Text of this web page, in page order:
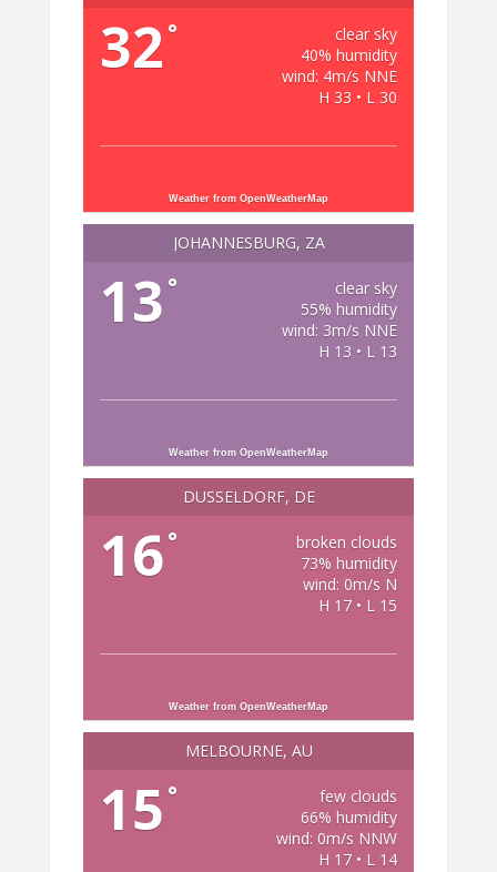
32 °
clear sky
40% humidity
wind: 4m/s NNE
H 33 • L 30
Weather from OpenWeatherMap
JOHANNESBURG, ZA
13 °
clear sky
55% humidity
wind: 3m/s NNE
H 13 • L 13
Weather from OpenWeatherMap
DÜSSELDORF, DE
16°
broken clouds
73% humidity
wind: 0m/s N
H 17 • L 15
Weather from OpenWeatherMap
MELBOURNE, AU
15 °
few clouds
66% humidity
wind: 0m/s NNW
H 17 • L 14